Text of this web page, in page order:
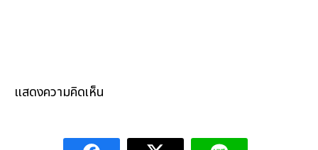
แสดงความคิดเห็น